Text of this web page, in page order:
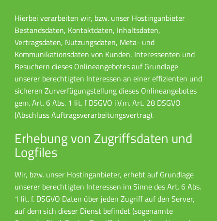
Hierbei verarbeiten wir, bzw. unser Hostinganbieter
Bestandsdaten, Kontaktdaten, Inhaltsdaten,
Vertragsdaten, Nutzungsdaten, Meta- und
Kommunikationsdaten von Kunden, Interessenten und
Besuchern dieses Onlineangebotes auf Grundlage
unserer berechtigten Interessen an einer effizienten und
sicheren Zurverfügungstellung dieses Onlineangebotes
gem. Art. 6 Abs. 1 lit. f DSGVO i.V.m. Art. 28 DSGVO
(Abschluss Auftragsverarbeitungsvertrag).
Erhebung von Zugriffsdaten und
Logfiles
Wir, bzw. unser Hostinganbieter, erhebt auf Grundlage
unserer berechtigten Interessen im Sinne des Art. 6 Abs.
1 lit. f. DSGVO Daten über jeden Zugriff auf den Server,
auf dem sich dieser Dienst befindet (sogenannte